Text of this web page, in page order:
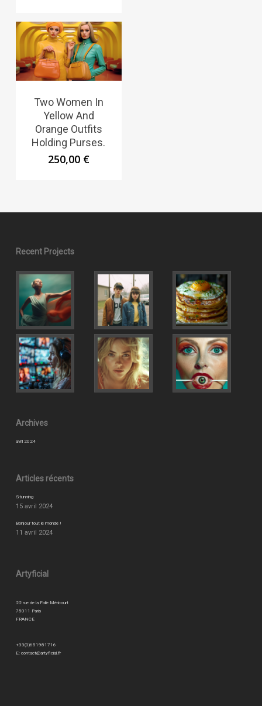
Two Women In
Yellow And
Orange Outfits
Holding Purses.
250,00 €
Recent Projects
Archives
avril 2024
Articles récents
Stunning
15 avril 2024
Bonjour tout le monde !
11 avril 2024
Artyficial
22 rue de la Folie Méricourt
75011 Paris
FRANCE
+33(0)651981716
E: contact@artyficial.fr